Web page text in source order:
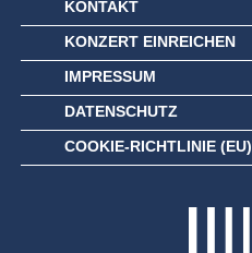
KONTAKT
KONZERT EINREICHEN
IMPRESSUM
DATENSCHUTZ
COOKIE-RICHTLINIE (EU)